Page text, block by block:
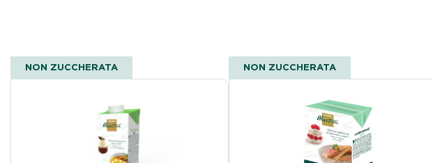
NON ZUCCHERATA NON ZUCCHERATA